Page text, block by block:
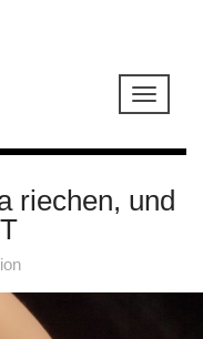
riechen, und